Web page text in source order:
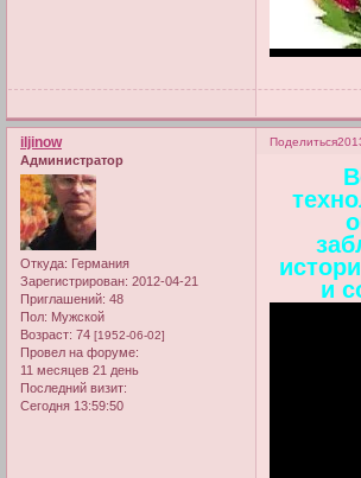
Поделиться
iljinow
Администратор
Откуда: Германия
Зарегистрирован: 2012-04-21
Приглашений: 48
Пол: Мужской
Возраст: 74 [1952-06-02]
Провел на форуме:
11 месяцев 21 день
Последний визит:
Сегодня 13:59:50
и